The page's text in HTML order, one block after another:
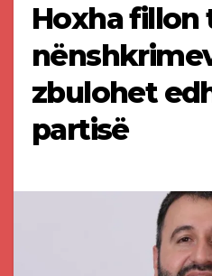
Hoxha fillon
zbulohet
partisë